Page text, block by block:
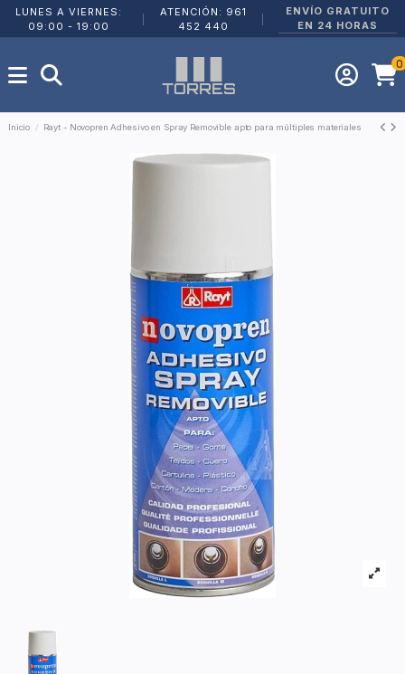
LUNES A VIERNES:
09:00 - 19:00
ATENCIÓN: 961
452 440
ENVÍO GRATUITO
EN 24 HORAS
0
Inicio Rayt - Novopren Adhesivo en Spray Removible apto para múltiples materiales